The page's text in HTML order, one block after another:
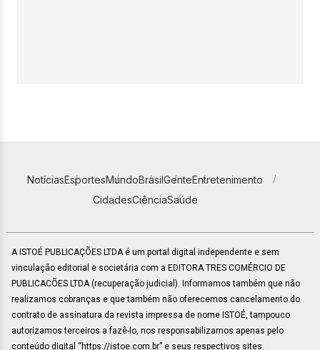
NotíciasEsportesMundoBrasilGenteEntretenimento
CidadesCiênciaSaúde
A ISTOÉ PUBLICAÇÕES LTDA é um portal digital independente e sem
vinculação editorial e societária com a EDITORA TRES COMÉRCIO DE
PUBLICACÕES LTDA (recuperação judicial). Informamos também que não
realizamos cobranças e que também não oferecemos cancelamento do
contrato de assinatura da revista impressa de nome ISTOÉ, tampouco
autorizamos terceiros a fazê-lo, nos responsabilizamos apenas pelo
conteúdo digital “https://istoe.com.br” e seus respectivos sites.